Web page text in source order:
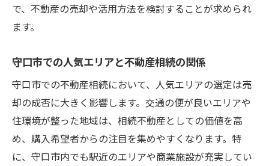
で、不動産の売却や活用方法を検討することが求められ
ます。
守口市での人気エリアと不動産相続の関係
守口市での不動産相続において、人気エリアの選定は売
却の成否に大きく影響します。交通の便が良いエリアや
住環境が整った地域は、相続不動産としての価値を高
め、購入希望者からの注目を集めやすくなります。特
に、守口市内でも駅近のエリアや商業施設が充実してい